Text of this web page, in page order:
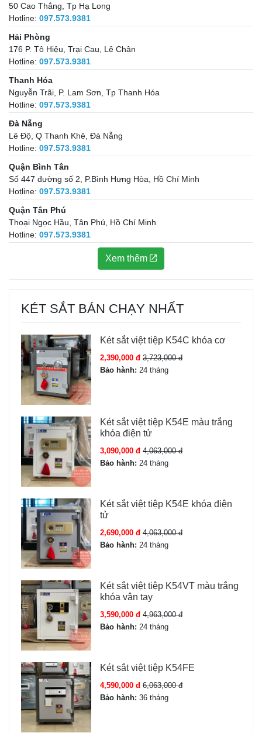
50 Cao Thắng, Tp Hạ Long
Hotline: 097.573.9381
Hải Phòng
176 P. Tô Hiệu, Trại Cau, Lê Chân
Hotline: 097.573.9381
Thanh Hóa
Nguyễn Trãi, P. Lam Sơn, Tp Thanh Hóa
Hotline: 097.573.9381
Đà Nẵng
Lê Độ, Q Thanh Khê, Đà Nẵng
Hotline: 097.573.9381
Quận Bình Tân
Số 447 đường số 2, P.Bình Hưng Hòa, Hồ Chí Minh
Hotline: 097.573.9381
Quận Tân Phú
Thoại Ngọc Hầu, Tân Phú, Hồ Chí Minh
Hotline: 097.573.9381
Xem thêm
KÉT SẮT BÁN CHẠY NHẤT
Két sắt việt tiệp K54C khóa cơ
2,390,000 đ 3,723,000 đ
Bảo hành: 24 tháng
Két sắt việt tiệp K54E màu trắng
khóa điện tử
3,090,000 đ 4,063,000 đ
Bảo hành: 24 tháng
Két sắt việt tiệp K54E khóa điện
tử
2,690,000 đ 4,063,000 đ
Bảo hành: 24 tháng
Két sắt việt tiệp K54VT màu trắng
khóa vân tay
3,590,000 đ 4,963,000 đ
Bảo hành: 24 tháng
Két sắt việt tiệp K54FE
4,590,000 đ 6,063,000 đ
Bảo hành: 36 tháng